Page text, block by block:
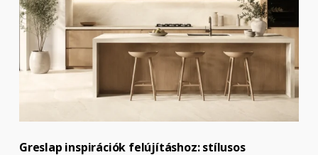
Greslap inspirációk felújításhoz: stílusos